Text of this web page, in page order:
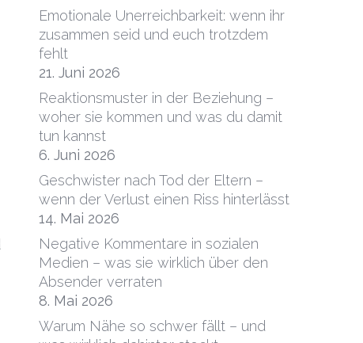
Emotionale Unerreichbarkeit: wenn ihr
zusammen seid und euch trotzdem
fehlt
21. Juni 2026
Reaktionsmuster in der Beziehung –
woher sie kommen und was du damit
tun kannst
6. Juni 2026
Geschwister nach Tod der Eltern –
wenn der Verlust einen Riss hinterlässt
14. Mai 2026
Negative Kommentare in sozialen
Medien – was sie wirklich über den
Absender verraten
8. Mai 2026
Warum Nähe so schwer fällt – und